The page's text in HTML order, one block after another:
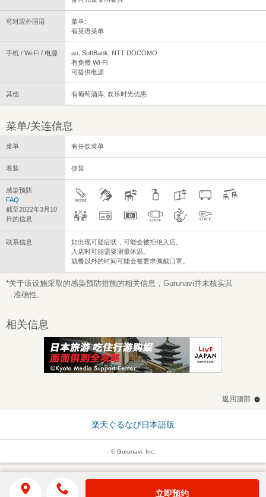
可对应外国语
菜单:
有英语菜单
手机 / Wi-Fi / 电源
au, SoftBank, NTT DOCOMO
有免费 Wi-Fi
可提供电源
其他 有葡萄酒库, 欢乐时光优惠
菜单/关连信息
菜单 有任饮菜单
着装 便装
感染预防
FAQ
截至2022年3月10
日的信息
联系信息
如出现可疑症状，可能会被拒绝入店。
入店时可能需要测量体温。
就餐以外的时间可能会被要求佩戴口罩。
*关于该设施采取的感染预防措施的相关信息，Gurunavi并未核实其
准确性。
相关信息
返回顶部
楽天ぐるなび日本語版
© Gurunavi, Inc.
立即预约